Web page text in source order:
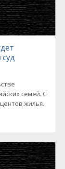
семей. С
жилья.